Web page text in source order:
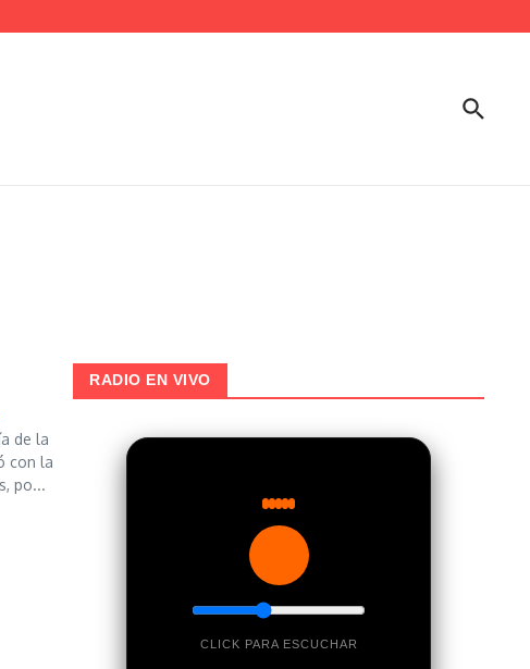
de la
con la
po...
RADIO EN VIVO
CLICK PARA ESCUCHAR